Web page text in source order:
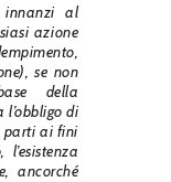
innanzi al
azione
se non
della
l’obbligo di
parti ai fini
ancorché